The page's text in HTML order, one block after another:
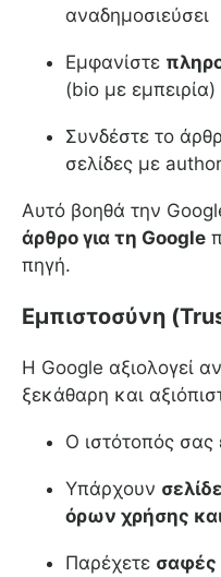
αναδημοσιεύσει
Εμφανίστε
(bio με εμπειρία)
Συνδέστε το
σελίδες με
Αυτό βοηθά την
άρθρο για τη Google
πηγή.
Εμπιστοσύνη
Η Google αξιολογεί
ξεκάθαρη και
Ο ιστότοπός σας
Υπάρχουν
όρων χρήσης
Παρέχετε σαφές